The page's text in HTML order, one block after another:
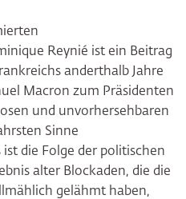
Reynié ist ein Beitrag
anderthalb Jahre
Macron zum Präsidenten
und unvorhersehbaren
Sinne
die Folge der politischen
alter Blockaden, die die
gelähmt haben,